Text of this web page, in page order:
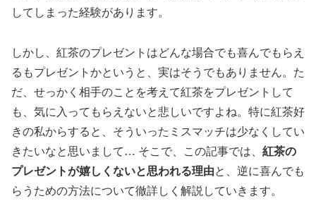
してしまった経験があります。
しかし、紅茶のプレゼントはどんな場合でも喜んでもらえ
るもプレゼントかというと、実はそうでもありません。た
だ、せっかく相手のことを考えて紅茶をプレゼントして
も、気に入ってもらえないと悲しいですよね。特に紅茶好
きの私からすると、そういったミスマッチは少なくしてい
きたいなと思いまして… そこで、この記事では、 紅茶の
プレゼントが嬉しくないと思われる理由と、逆に喜んでも
らうための方法について徹詳しく解説していきます。